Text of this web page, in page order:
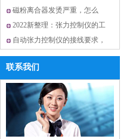
科技创新先进单位
么？怎样安装呢
磁粉离合器发烫严重，怎么
办？
2022新整理：张力控制仪的工
作原理及分类
自动张力控制仪的接线要求，
不可小觑
联系我们